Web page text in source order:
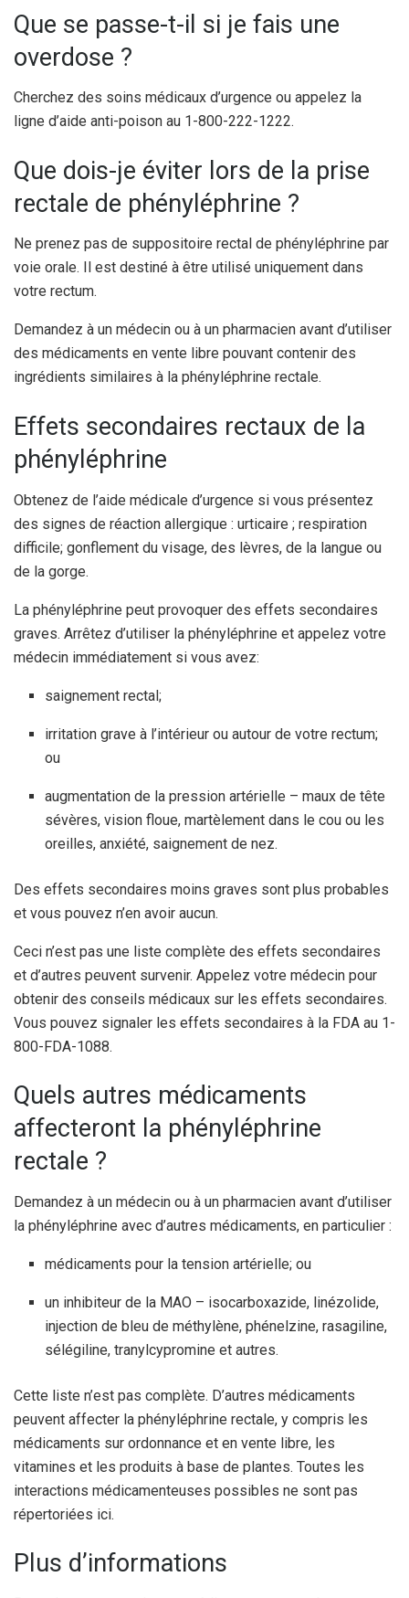
Que se passe-t-il si je fais une
overdose ?
Cherchez des soins médicaux d’urgence ou appelez la
ligne d’aide anti-poison au 1-800-222-1222.
Que dois-je éviter lors de la prise
rectale de phényléphrine ?
Ne prenez pas de suppositoire rectal de phényléphrine par
voie orale. Il est destiné à être utilisé uniquement dans
votre rectum.
Demandez à un médecin ou à un pharmacien avant d’utiliser
des médicaments en vente libre pouvant contenir des
ingrédients similaires à la phényléphrine rectale.
Effets secondaires rectaux de la
phényléphrine
Obtenez de l’aide médicale d’urgence si vous présentez
des signes de réaction allergique : urticaire ; respiration
difficile; gonflement du visage, des lèvres, de la langue ou
de la gorge.
La phényléphrine peut provoquer des effets secondaires
graves. Arrêtez d’utiliser la phényléphrine et appelez votre
médecin immédiatement si vous avez:
saignement rectal;
irritation grave à l’intérieur ou autour de votre rectum;
ou
augmentation de la pression artérielle – maux de tête
sévères, vision floue, martèlement dans le cou ou les
oreilles, anxiété, saignement de nez.
Des effets secondaires moins graves sont plus probables
et vous pouvez n’en avoir aucun.
Ceci n’est pas une liste complète des effets secondaires
et d’autres peuvent survenir. Appelez votre médecin pour
obtenir des conseils médicaux sur les effets secondaires.
Vous pouvez signaler les effets secondaires à la FDA au 1-
800-FDA-1088.
Quels autres médicaments
affecteront la phényléphrine
rectale ?
Demandez à un médecin ou à un pharmacien avant d’utiliser
la phényléphrine avec d’autres médicaments, en particulier :
médicaments pour la tension artérielle; ou
un inhibiteur de la MAO – isocarboxazide, linézolide,
injection de bleu de méthylène, phénelzine, rasagiline,
sélégiline, tranylcypromine et autres.
Cette liste n’est pas complète. D’autres médicaments
peuvent affecter la phényléphrine rectale, y compris les
médicaments sur ordonnance et en vente libre, les
vitamines et les produits à base de plantes. Toutes les
interactions médicamenteuses possibles ne sont pas
répertoriées ici.
Plus d’informations